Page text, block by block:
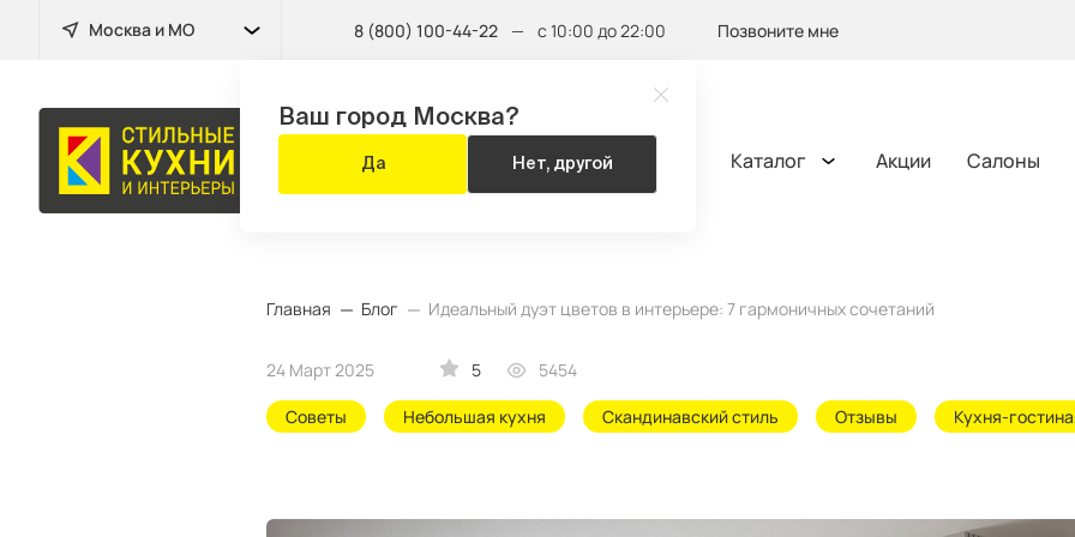
Ваш город Москва?
Да Нет, другой
Москва и МО 8 (800) 100-44-22 — с 10:00 до 22:00 Позвоните мне
КУХНЯ
ЗА 14 ДНЕЙ Каталог Акции Салоны
Главная Блог Идеальный дуэт цветов в интерьере: 7 гармоничных сочетаний
24 Март 2025 5 5454
Советы Небольшая кухня Скандинавский стиль Отзывы Кухня-